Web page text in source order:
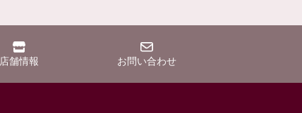
店舗情報 お問い合わせ